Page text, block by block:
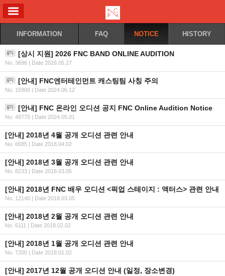
INFORMATION FAQ NOTICE HISTORY
[상시 지원] 2026 FNC BAND ONLINE AUDITION
No. 3696 | Date 2026.05.27
[안내] FNC엔터테인먼트 캐스팅팀 사칭 주의
No. 15900 | Date 2024.06.12
[안내] FNC 온라인 오디션 공지 FNC Online Audition Notice
No. 48775 | Date 2024.05.01
[안내] 2018년 4월 공개 오디션 관련 안내
No. 6585 | Date 2018.04.02
[안내] 2018년 3월 공개 오디션 관련 안내
No. 8233 | Date 2018.03.05
[안내] 2018년 FNC 배우 오디션 <픽업 스테이지 : 액터스> 관련 안내
No. 12140 | Date 2018.03.05
[안내] 2018년 2월 공개 오디션 관련 안내
No. 6111 | Date 2018.02.02
[안내] 2018년 1월 공개 오디션 관련 안내
No. 7200 | Date 2018.01.02
[안내] 2017년 12월 공개 오디션 안내 (일정, 장소변경)